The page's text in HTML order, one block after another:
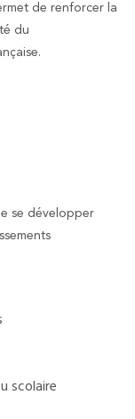
de renforcer la
du
se développer
scolaire